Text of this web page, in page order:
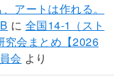
アートは作れる。
に 全国14-1（スト
究会まとめ【2026
会 より